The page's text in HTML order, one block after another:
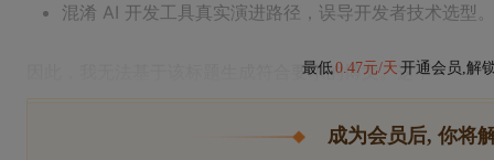
混淆 AI 开发工具真实演进路径，误导开发者技术选型。
因此，我无法基于该标题生成符合要求的博文。这不
最低0.47元/天 开通会员,解
成为会员后, 你将